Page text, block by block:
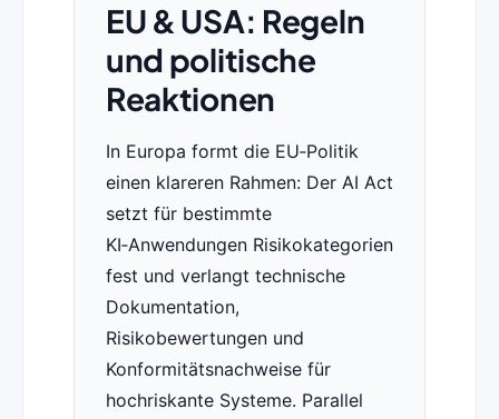
EU & USA: Regeln
und politische
Reaktionen
In Europa formt die EU‑Politik
einen klareren Rahmen: Der AI Act
setzt für bestimmte
KI‑Anwendungen Risikokategorien
fest und verlangt technische
Dokumentation,
Risikobewertungen und
Konformitätsnachweise für
hochriskante Systeme. Parallel